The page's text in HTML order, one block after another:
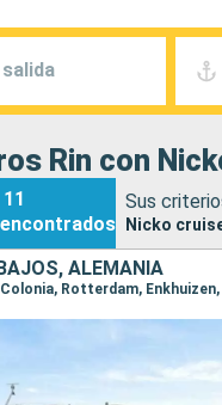
salida
Rin con
11
encontrados
Sus
Nicko
ALEMANIA
Rotterdam,